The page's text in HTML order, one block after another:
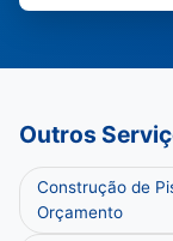
Outros
Construção de
Orçamento